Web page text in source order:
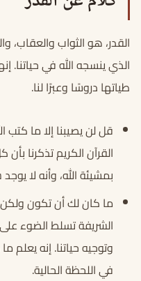
القدر، هو الثواب والعقاب،
الذي ينسجه الله في حياتنا.
طياتها دروسًا وعبرًا لنا.
قل لن يصيبنا إلا ما كتب
القرآن الكريم تذكرنا
بمشيئة الله، وأنه لا
ما كان لك أن تكون ولكن
الشريفة تسلط الضوء على
وتوجيه حياتنا. إنه
في اللحظة الحالية.